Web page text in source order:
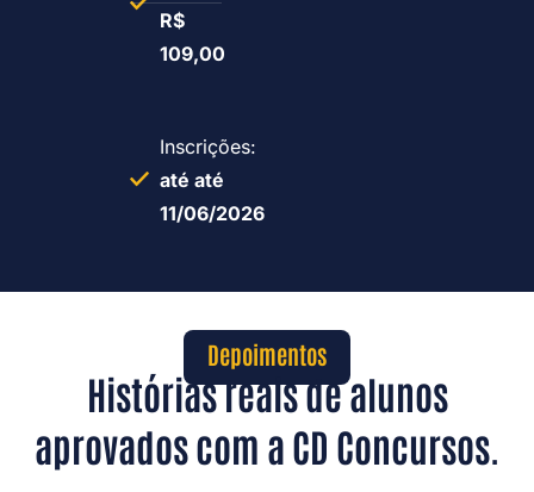
R$
109,00
Inscrições:
até até
11/06/2026
Depoimentos
Histórias reais de alunos
aprovados com a CD Concursos.